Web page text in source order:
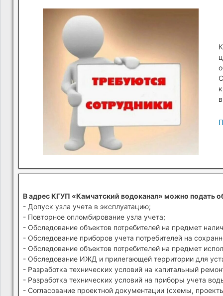
В адрес КГУП «Камчатский водоканал» можно подать
- Допуск узла учета в эксплуатацию;
- Повторное опломбирование узла учета;
- Обследование объектов потребителей на предмет
- Обследование приборов учета потребителей на
- Обследование объектов потребителей на предмет
- Обследование ИЖД и прилегающей территории для
- Разработка технических условий на капитальный
- Разработка технических условий на приборы учета
- Согласование проектной документации (схемы,